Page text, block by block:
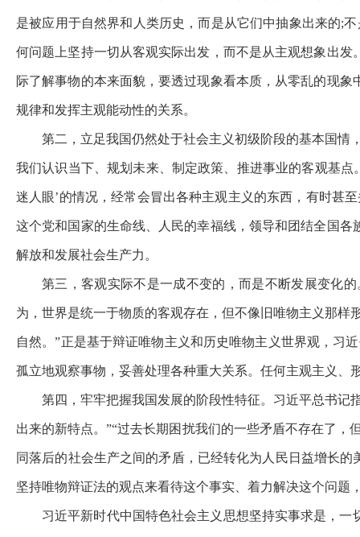
是被应用于自然界和人类历史，而是从它们中抽象出来的;
何问题上坚持一切从客观实际出发，而不是从主观想象出
际了解事物的本来面貌，要透过现象看本质，从零乱的现
规律和发挥主观能动性的关系。
第二，立足我国仍然处于社会主义初级阶段的基本国情
我们认识当下、规划未来、制定政策、推进事业的客观基
迷人眼’的情况，经常会冒出各种主观主义的东西，有时甚
这个党和国家的生命线、人民的幸福线，领导和团结全国
解放和发展社会生产力。
第三，客观实际不是一成不变的，而是不断发展变化
为，世界是统一于物质的客观存在，但不像旧唯物主义那
自然。”正是基于辩证唯物主义和历史唯物主义世界观，习
孤立地观察事物，妥善处理各种重大关系。任何主观主义
第四，牢牢把握我国发展的阶段性特征。习近平总书记
出来的新特点。”“过去长期困扰我们的一些矛盾不存在了
同落后的社会生产之间的矛盾，已经转化为人民日益增长
坚持唯物辩证法的观点来看待这个事实、着力解决这个问
习近平新时代中国特色社会主义思想坚持实事求是，